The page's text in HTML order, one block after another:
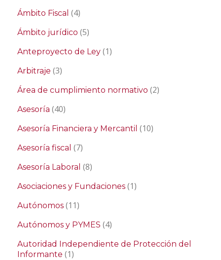
Ámbito Fiscal (4)
Ámbito jurídico (5)
Anteproyecto de Ley (1)
Arbitraje (3)
Área de cumplimiento normativo (2)
Asesoría (40)
Asesoría Financiera y Mercantil (10)
Asesoría fiscal (7)
Asesoría Laboral (8)
Asociaciones y Fundaciones (1)
Autónomos (11)
Autónomos y PYMES (4)
Autoridad Independiente de Protección del
Informante (1)